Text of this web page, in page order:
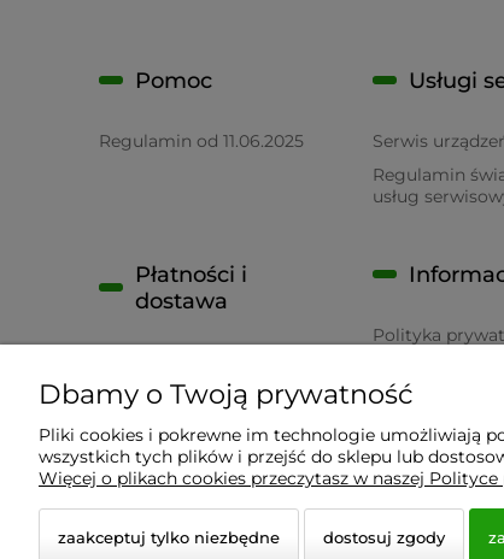
Pomoc
Regulamin od 11.06.2025
Usługi
Serwis
Regulamin
usług
Płatności i
dostawa
Czas realizacji zamówienia
Polityka
Wyposażenie Gastronomii - Projekty
Dbamy o Twoją prywatność
Pliki cookies i pokrewne im technologie umożliwiają
wszystkich tych plików i przejść do sklepu lub
Więcej o plikach cookies przeczytasz w naszej
zaakceptuj tylko niezbędne dostosuj zgody